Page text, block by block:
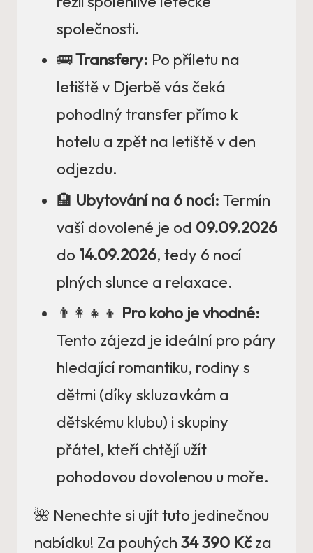
společnosti.
🚌Transfery: Po příletu na
letiště v Djerbě vás čeká
pohodlný transfer přímo k
hotelu a zpět na letiště v den
odjezdu.
🏨 Ubytování na 6 nocí: Termín
vaší dovolené je od 09.09.2026
do 14.09.2026, tedy 6 nocí
plných slunce a relaxace.
👨‍👩‍👧‍👦 Pro koho je vhodné:
Tento zájezd je ideální pro páry
hledající romantiku, rodiny s
dětmi (díky skluzavkám a
dětskému klubu) i skupiny
přátel, kteří chtějí užít
pohodovou dovolenou u moře.
🌺 Nenechte si ujít tuto jedinečnou
nabídku! Za pouhých 34 390 Kčza